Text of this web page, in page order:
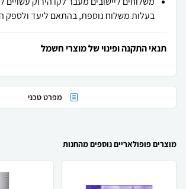
בעלות משלוח נוספת, בהתאם ליעד ולספק
תנאי התקנה ופינוי של מוצרי חשמל
מפרט טכני
מוצרים פופולאריים נוספים מהחנות